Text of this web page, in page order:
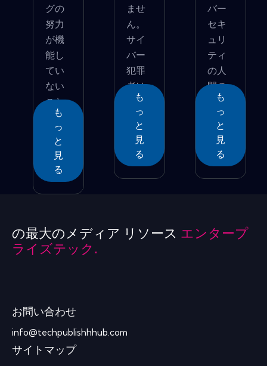
グの
努力
が機
能し
てい
ない
こと
は...
も
っ
と
見
る
ませ
ん。
サイ
バー
犯罪
者は
定...
も
っ
と
見
る
バー
セキ
ュリ
ティ
の人
間の
側面...
も
っ
と
見
る
の最大のメディア リソース エンタープ
ライズテック.
お問い合わせ
info@techpublishhhub.com
サイトマップ